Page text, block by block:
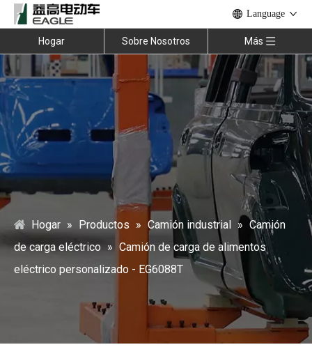
Language
Hogar Sobre Nosotros Más
Hogar » Productos » Camión industrial » Camión
de carga eléctrico » Camión de carga de alimentos
eléctrico personalizado - EG6088T